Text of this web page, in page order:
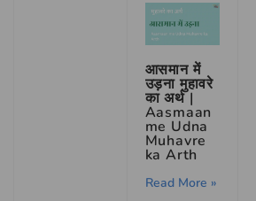
आसमान में
उड़ना मुहावरे
का अर्थ |
Aasmaan
me Udna
Muhavre
ka Arth
Read More »